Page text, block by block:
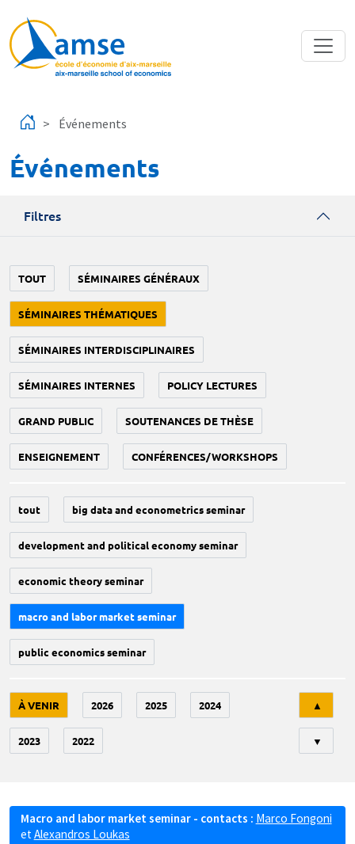
Événements
Événements
Filtres
TOUT SÉMINAIRES GÉNÉRAUX
SÉMINAIRES THÉMATIQUES
SÉMINAIRES INTERDISCIPLINAIRES
SÉMINAIRES INTERNES POLICY LECTURES
GRAND PUBLIC SOUTENANCES DE THÈSE
ENSEIGNEMENT CONFÉRENCES/WORKSHOPS
tout big data and econometrics seminar
development and political economy seminar
economic theory seminar
macro and labor market seminar
public economics seminar
À VENIR 2026 2025 2024
2023 2022
▲
▼
Macro and labor market seminar - contacts : Marco Fongoni
et Alexandros Loukas